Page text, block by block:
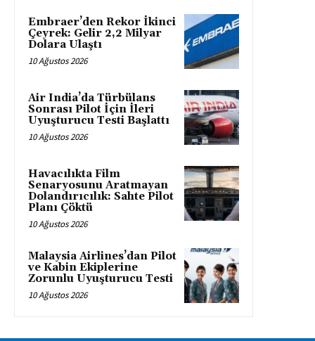
Embraer’den Rekor İkinci
Çeyrek: Gelir 2,2 Milyar
Dolara Ulaştı
10 Ağustos 2026
Air India’da Türbülans
Sonrası Pilot İçin İleri
Uyuşturucu Testi Başlattı
10 Ağustos 2026
Havacılıkta Film
Senaryosunu Aratmayan
Dolandırıcılık: Sahte Pilot
Planı Çöktü
10 Ağustos 2026
Malaysia Airlines’dan Pilot
ve Kabin Ekiplerine
Zorunlu Uyuşturucu Testi
10 Ağustos 2026